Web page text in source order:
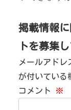
掲載情報
トを募集
メールアドレ
が付いている
コメント
※